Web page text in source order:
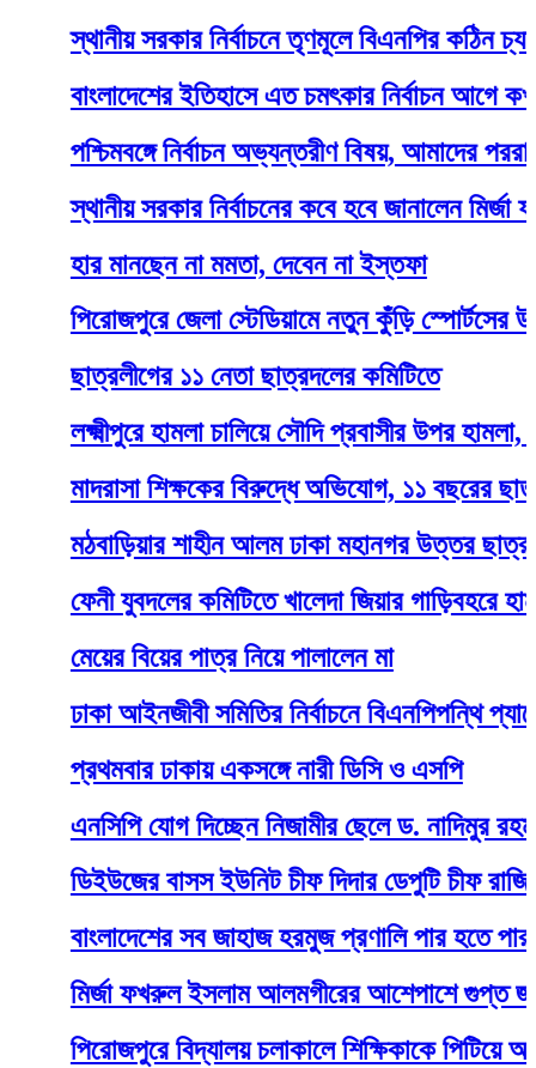
স্থানীয় সরকার নির্বাচনে তৃণমূলে বিএনপির কঠিন চ্যালেঞ্জ
বাংলাদেশের ইতিহাসে এত চমৎকার নির্বাচন আগে কখনো
পশ্চিমবঙ্গে নির্বাচন অভ্যন্তরীণ বিষয়, আমাদের
স্থানীয় সরকার নির্বাচনের কবে হবে জানালেন মির্জা ফখরুল
হার মানছেন না মমতা, দেবেন না ইস্তফা
পিরোজপুরে জেলা স্টেডিয়ামে নতুন কুঁড়ি স্পোর্টসের
ছাত্রলীগের ১১ নেতা ছাত্রদলের কমিটিতে
লক্ষ্মীপুরে হামলা চালিয়ে সৌদি প্রবাসীর উপর হামলা,
মাদরাসা শিক্ষকের বিরুদ্ধে অভিযোগ, ১১ বছরের ছাত্রী ৭
মঠবাড়িয়ার শাহীন আলম ঢাকা মহানগর উত্তর ছাত্রদলের
ফেনী যুবদলের কমিটিতে খালেদা জিয়ার গাড়িবহরে হামলার
মেয়ের বিয়ের পাত্র নিয়ে পালালেন মা
ঢাকা আইনজীবী সমিতির নির্বাচনে বিএনপিপন্থি
প্রথমবার ঢাকায় একসঙ্গে নারী ডিসি ও এসপি
এনসিপি যোগ দিচ্ছেন নিজামীর ছেলে ড. নাদিমুর রহমান
ডিইউজের বাসস ইউনিট চীফ দিদার ডেপুটি চীফ রাজিব
বাংলাদেশের সব জাহাজ হরমুজ প্রণালি পার হতে পারবে
মির্জা ফখরুল ইসলাম আলমগীরের আশেপাশে গুপ্ত
পিরোজপুরে বিদ্যালয় চলাকালে শিক্ষিকাকে পিটিয়ে আহত